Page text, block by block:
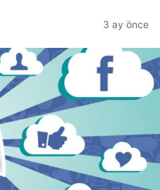
3 ay önce